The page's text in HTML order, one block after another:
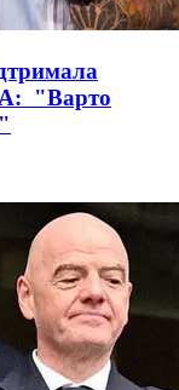
"Варто